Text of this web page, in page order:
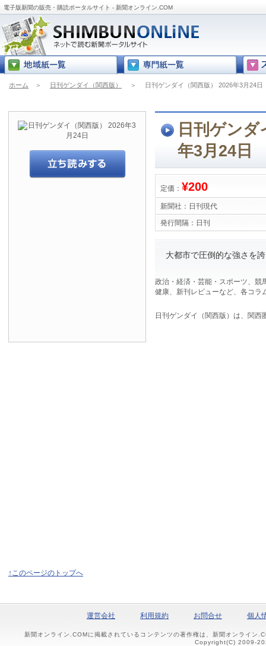
電子版新聞の販売・購読ポータルサイト - 新聞オンライン.COM
ホーム ＞ 日刊ゲンダイ（関西版） ＞ 日刊ゲンダイ（関西版） 2026年3月24日
日刊ゲン
年3月24日
定価： ¥200
新聞社： 日刊現代
発行間隔： 日刊
大都市で圧倒的な強さを
政治・経済・芸能・スポーツ、競
健康、新刊レビューなど、各コラ
日刊ゲンダイ（関西版）は、関
↑このページのトップへ
運営会社 利用規約 お問合せ 個人
新聞オンライン.COMに掲載されているコンテンツの著作権は、新聞オンライン
Copyright(C) 2009-